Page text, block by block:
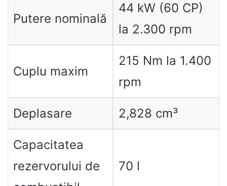
Putere nominală
44 kW (60 CP)
la 2.300 rpm
Cuplu maxim
215 Nm la 1.400
rpm
Deplasare 2,828 cm³
Capacitatea
rezervorului de
70 l